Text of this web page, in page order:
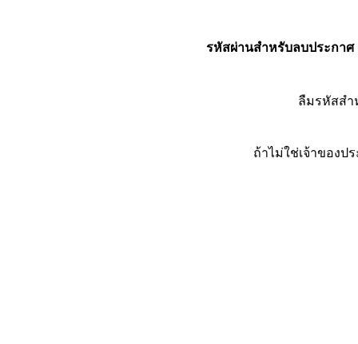
รหัสผ่านสำหรับลบประกาศ
ลืมรหัสส
ถ้าไม่ใช่เจ้าของป